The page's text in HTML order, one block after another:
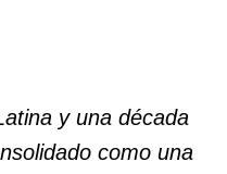
y una década
como una